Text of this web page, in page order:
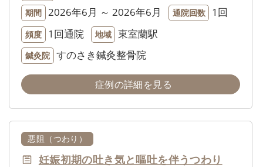
期間 2026年6月 ～ 2026年6月 通院回数 1回
頻度 1回通院 地域 東室蘭駅
鍼灸院 すのさき鍼灸整骨院
症例の詳細を見る
悪阻（つわり）
妊娠初期の吐き気と嘔吐を伴うつわり